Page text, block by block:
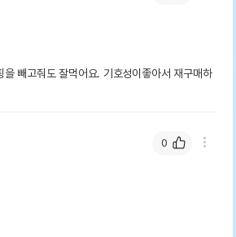
빼고줘도 잘먹어요. 기호성이좋아서 재구매하
0